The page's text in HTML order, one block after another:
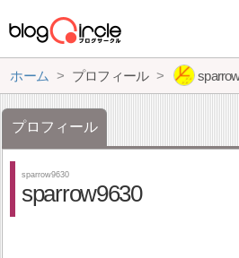
ホーム プロフィール
プロフィール
sparrow9630
sparrow9630